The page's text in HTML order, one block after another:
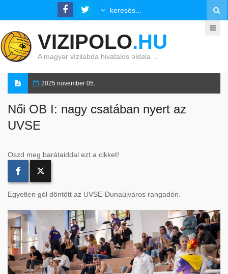
VIZIPOLO.HU
A magyar vízilabda hivatalos oldala…
2025 november 05.
Női OB I: nagy csatában nyert az
UVSE
Oszd meg barátaiddal ezt a cikket!
Egyetlen gól döntött az UVSE-Dunaújváros rangadón.